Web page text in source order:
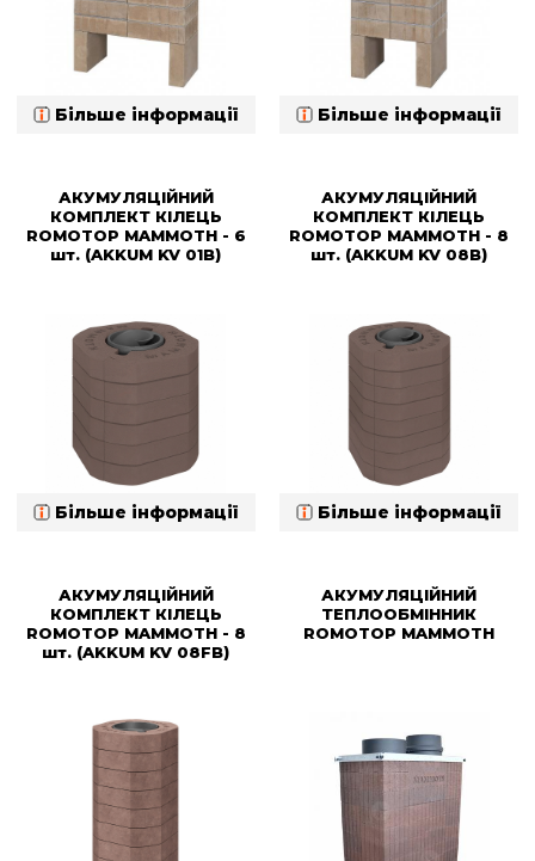
Більше інформації Більше інформації
АКУМУЛЯЦІЙНИЙ
КОМПЛЕКТ КІЛЕЦЬ
ROMOTOP MAMMOTH - 6
шт. (AKKUM KV 01B)
Більше інформації
АКУМУЛЯЦІЙНИЙ
КОМПЛЕКТ КІЛЕЦЬ
ROMOTOP MAMMOTH - 8
шт. (AKKUM KV 08B)
Більше інформації
АКУМУЛЯЦІЙНИЙ
КОМПЛЕКТ КІЛЕЦЬ
ROMOTOP MAMMOTH - 8
шт. (AKKUM KV 08FB)
АКУМУЛЯЦІЙНИЙ
ТЕПЛООБМІННИК
ROMOTOP MAMMOTH